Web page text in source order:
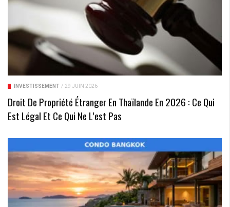
INVESTISSEMENT / 29 JUIN 2026
Droit De Propriété Étranger En Thaïlande En 2026 : Ce Qui
Est Légal Et Ce Qui Ne L’est Pas